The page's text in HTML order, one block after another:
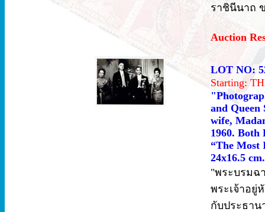
ราชินีนาถ
Auction
LOT NO:
Starting:
and
wife,
1960. Both
“The Most
24x16.5
"พระบรมฉ
พระเจ้าอยู่
กับประธาน